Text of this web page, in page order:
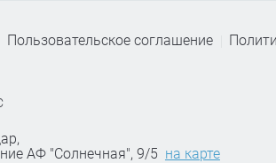
Пользовательское соглашение
,
АФ "Солнечная", 9/5 на карте